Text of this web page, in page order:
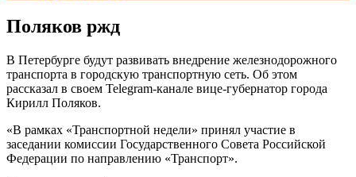
Поляков ржд
В Петербурге будут развивать внедрение железнодорожного
транспорта в городскую транспортную сеть. Об этом
рассказал в своем Telegram-канале вице-губернатор города
Кирилл Поляков.
«В рамках «Транспортной недели» принял участие в
заседании комиссии Государственного Совета Российской
Федерации по направлению «Транспорт».